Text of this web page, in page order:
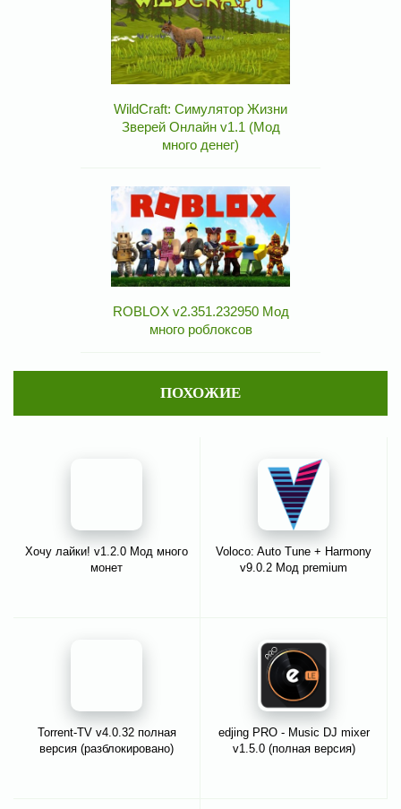
WildCraft: Симулятор Жизни
Зверей Онлайн v1.1 (Мод
много денег)
ROBLOX v2.351.232950 Мод
много роблоксов
ПОХОЖИЕ
Хочу лайки! v1.2.0 Мод много
монет
Voloco: Auto Tune + Harmony
v9.0.2 Мод premium
Torrent-TV v4.0.32 полная
версия (разблокировано)
edjing PRO - Music DJ mixer
v1.5.0 (полная версия)